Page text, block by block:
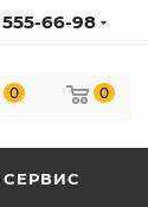
66-98
0 0
СЕРВИС